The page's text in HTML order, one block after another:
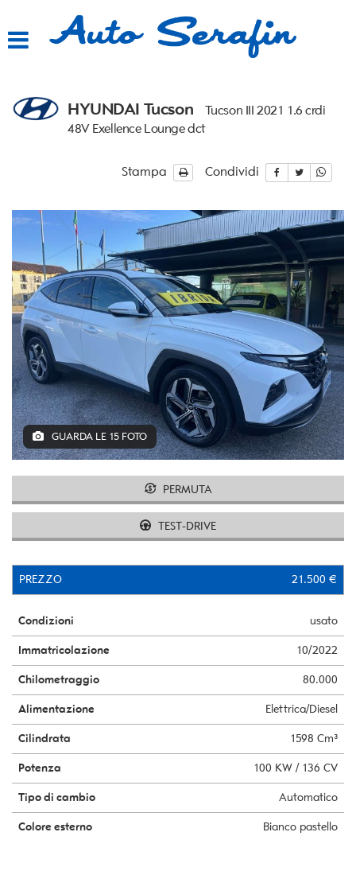
ACQUISTIAMO USATO
CONTATTI
HYUNDAI Tucson
Tucson III 2021 1.6 crdi
48V Exellence Lounge dct
Stampa Condividi
GUARDA LE 15 FOTO
PERMUTA
TEST-DRIVE
PREZZO 21.500 €
Condizioni usato
Immatricolazione 10/2022
Chilometraggio 80.000
Alimentazione Elettrica/Diesel
Cilindrata 1598 Cm³
Potenza 100 KW / 136 CV
Tipo di cambio Automatico
Colore esterno Bianco pastello